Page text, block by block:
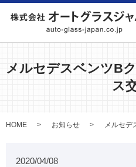
メルセデスベンツB
ス
HOME お知らせ メルセ
2020/04/08